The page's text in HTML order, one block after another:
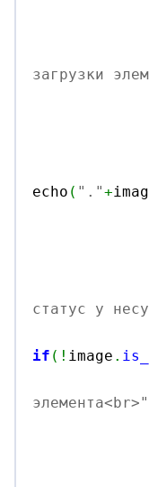
загрузки
echo ( "."+
статус у
if ( ! image .
элемента<br>"